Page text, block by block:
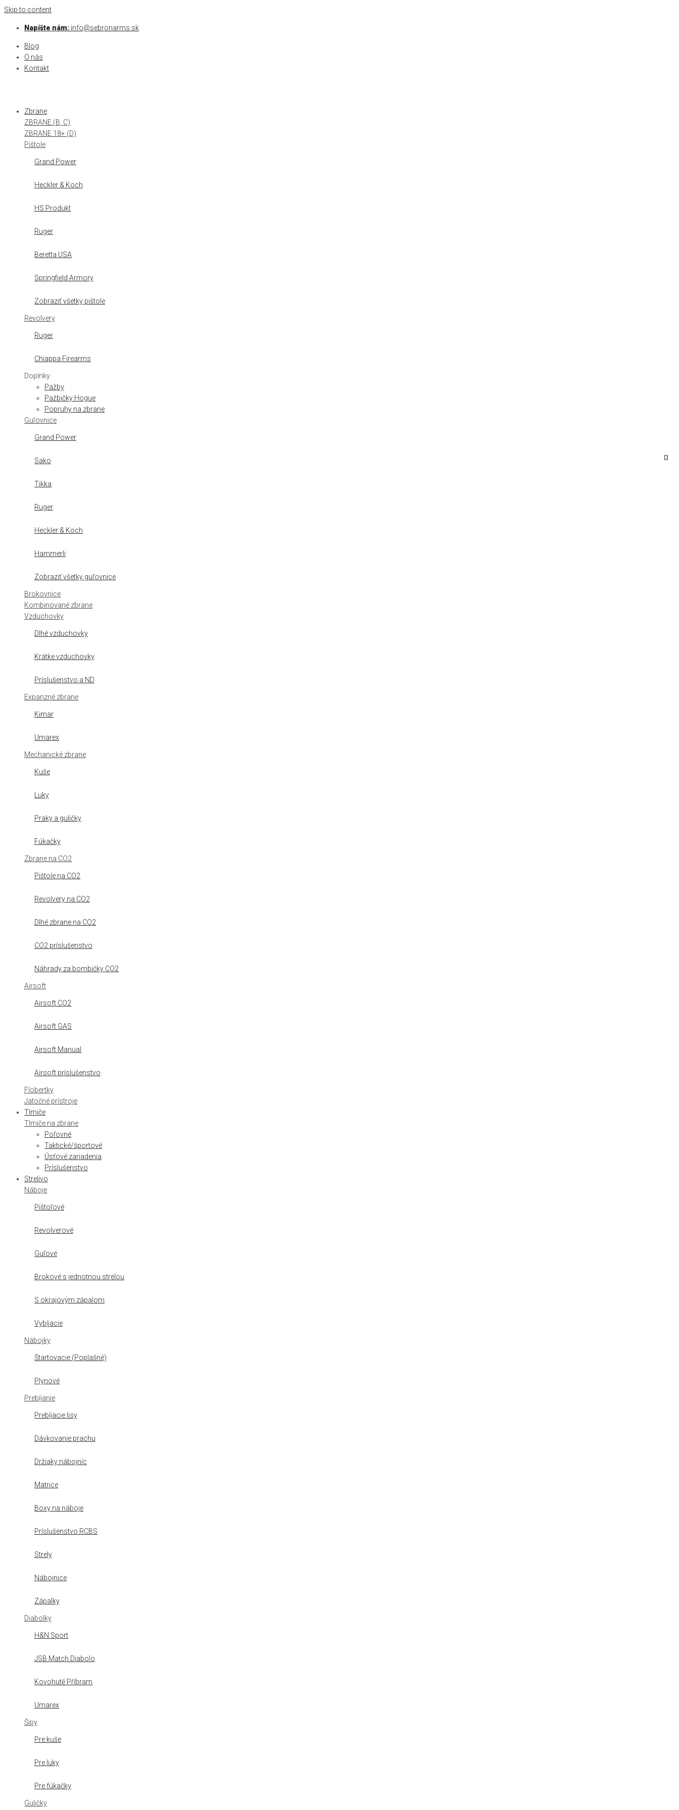
Skip to content
Napíšte nám: info@sebronarms.sk
Blog
O nás
Kontakt
Zbrane
ZBRANE (B, C)
ZBRANE 18+ (D)
Pištole
Grand Power
Heckler & Koch
HS Produkt
Ruger
Beretta USA
Springfield Armory
Zobraziť všetky pištole
Revolvery
Ruger
Chiappa Firearms
Doplnky
Pažby
Pažbičky Hogue
Popruhy na zbrane
Guľovnice
Grand Power
Sako
Tikka
Ruger
Heckler & Koch
Hammerli
Zobraziť všetky guľovnice
Brokovnice
Kombinované zbrane
Vzduchovky
Dlhé vzduchovky
Krátke vzduchovky
Príslušenstvo a ND
Expanzné zbrane
Kimar
Umarex
Mechanické zbrane
Kuše
Luky
Praky a guličky
Fúkačky
Zbrane na CO2
Pištole na CO2
Revolvery na CO2
Dlhé zbrane na CO2
CO2 príslušenstvo
Náhrady za bombičky CO2
Airsoft
Airsoft CO2
Airsoft GAS
Airsoft Manual
Airsoft príslušenstvo
Flobertky
Jatočné prístroje
Tlmiče
Tlmiče na zbrane
Poľovné
Taktické/športové
Úsťové zariadenia
Príslušenstvo
Strelivo
Náboje
Pištoľové
Revolverové
Guľové
Brokové s jednotnou strelou
S okrajovým zápalom
Vybíjacie
Nábojky
Štartovacie (Poplašné)
Plynové
Prebíjanie
Prebíjacie lisy
Dávkovanie prachu
Držiaky nábojníc
Matrice
Boxy na náboje
Príslušenstvo RCBS
Strely
Nábojnice
Zápalky
Diabolky
H&N Sport
JSB Match Diabolo
Kovohutě Příbram
Umarex
Šipy
Pre kuše
Pre luky
Pre fúkačky
Guličky